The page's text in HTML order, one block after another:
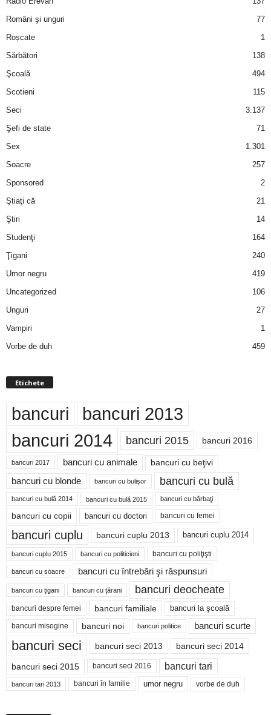
Români şi unguri
77
Roșcate
1
Sărbători
138
Şcoală
494
Scotieni
115
Seci
3.137
Şefi de state
71
Sex
1.301
Soacre
257
Sponsored
2
Ştiaţi că
21
Ştiri
14
Studenţi
164
Ţigani
240
Umor negru
419
Uncategorized
106
Unguri
27
Vampiri
1
Vorbe de duh
459
Etichete
bancuri bancuri 2013
bancuri 2014 bancuri 2015 bancuri 2016
bancuri 2017 bancuri cu animale bancuri cu beţivi
bancuri cu blonde bancuri cu bulişor bancuri cu bulă
bancuri cu bulă 2014 bancuri cu bulă 2015 bancuri cu bărbaţi
bancuri cu copii bancuri cu doctori bancuri cu femei
bancuri cuplu bancuri cuplu 2013 bancuri cuplu 2014
bancuri cuplu 2015 bancuri cu politicieni bancuri cu poliţişti
bancuri cu soacre bancuri cu întrebări şi răspunsuri
bancuri cu ţigani bancuri cu ţărani bancuri deocheate
bancuri despre femei bancuri familiale bancuri la şcoală
bancuri misogine bancuri noi bancuri politice bancuri scurte
bancuri seci bancuri seci 2013 bancuri seci 2014
bancuri seci 2015 bancuri seci 2016 bancuri tari
bancuri tari 2013 bancuri în familie umor negru vorbe de duh